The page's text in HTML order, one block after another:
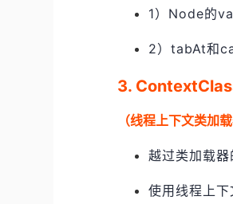
1）Node的
2）tabAt和
3.
（线程上下文类加
越过类加载
使用线程上